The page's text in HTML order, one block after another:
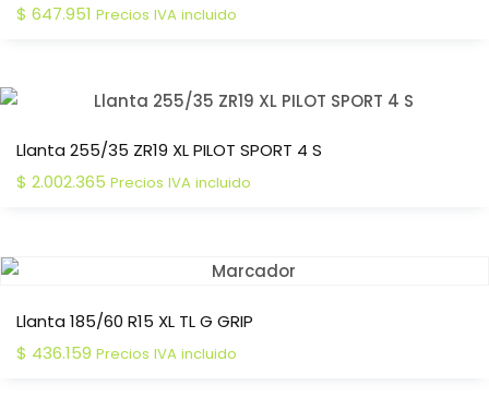
$ 647.951 Precios IVA incluido
Llanta 255/35 ZR19 XL PILOT SPORT 4 S
$ 2.002.365 Precios IVA incluido
Llanta 185/60 R15 XL TL G GRIP
$ 436.159 Precios IVA incluido